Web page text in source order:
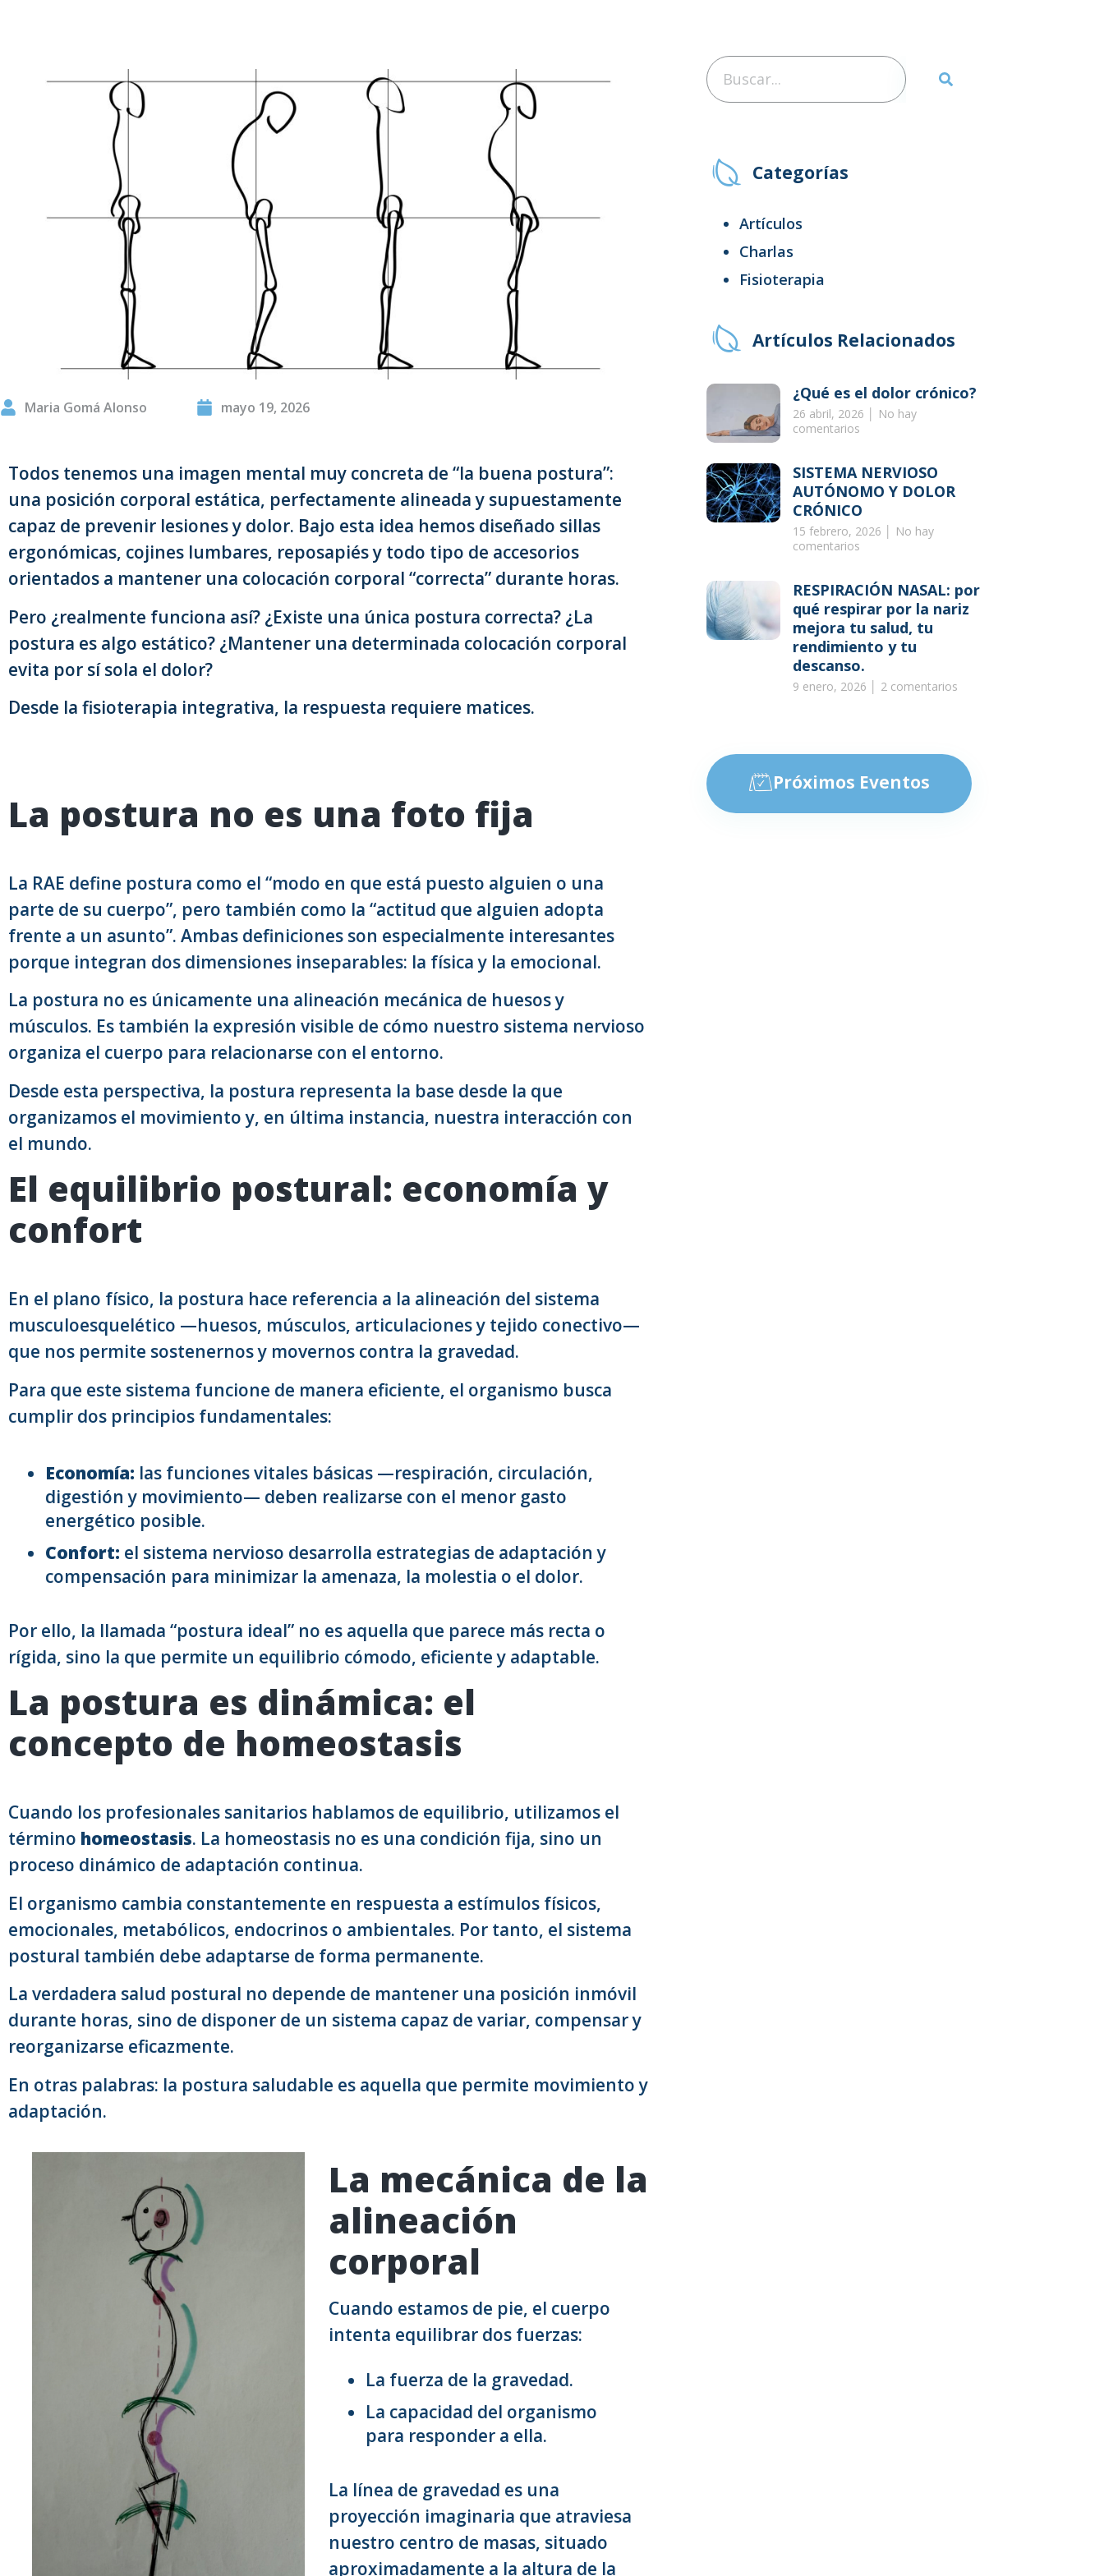
Maria Gomá Alonso mayo 19, 2026
Todos tenemos una imagen mental muy concreta de “la buena postura”:
una posición corporal estática, perfectamente alineada y supuestamente
capaz de prevenir lesiones y dolor. Bajo esta idea hemos diseñado sillas
ergonómicas, cojines lumbares, reposapiés y todo tipo de accesorios
orientados a mantener una colocación corporal “correcta” durante horas.
Pero ¿realmente funciona así? ¿Existe una única postura correcta? ¿La
postura es algo estático? ¿Mantener una determinada colocación corporal
evita por sí sola el dolor?
Desde la fisioterapia integrativa, la respuesta requiere matices.
La postura no es una foto fija
La RAE define postura como el “modo en que está puesto alguien o una
parte de su cuerpo”, pero también como la “actitud que alguien adopta
frente a un asunto”. Ambas definiciones son especialmente interesantes
porque integran dos dimensiones inseparables: la física y la emocional.
La postura no es únicamente una alineación mecánica de huesos y
músculos. Es también la expresión visible de cómo nuestro sistema nervioso
organiza el cuerpo para relacionarse con el entorno.
Desde esta perspectiva, la postura representa la base desde la que
organizamos el movimiento y, en última instancia, nuestra interacción con
el mundo.
El equilibrio postural: economía y
confort
En el plano físico, la postura hace referencia a la alineación del sistema
musculoesquelético —huesos, músculos, articulaciones y tejido conectivo—
que nos permite sostenernos y movernos contra la gravedad.
Para que este sistema funcione de manera eficiente, el organismo busca
cumplir dos principios fundamentales:
Economía: las funciones vitales básicas —respiración, circulación,
digestión y movimiento— deben realizarse con el menor gasto
energético posible.
Confort: el sistema nervioso desarrolla estrategias de adaptación y
compensación para minimizar la amenaza, la molestia o el dolor.
Por ello, la llamada “postura ideal” no es aquella que parece más recta o
rígida, sino la que permite un equilibrio cómodo, eficiente y adaptable.
La postura es dinámica: el
concepto de homeostasis
Cuando los profesionales sanitarios hablamos de equilibrio, utilizamos el
término homeostasis. La homeostasis no es una condición fija, sino un
proceso dinámico de adaptación continua.
El organismo cambia constantemente en respuesta a estímulos físicos,
emocionales, metabólicos, endocrinos o ambientales. Por tanto, el sistema
postural también debe adaptarse de forma permanente.
La verdadera salud postural no depende de mantener una posición inmóvil
durante horas, sino de disponer de un sistema capaz de variar, compensar y
reorganizarse eficazmente.
En otras palabras: la postura saludable es aquella que permite movimiento y
adaptación.
La mecánica de la
alineación
corporal
Cuando estamos de pie, el cuerpo
intenta equilibrar dos fuerzas:
La fuerza de la gravedad.
La capacidad del organismo
para responder a ella.
La línea de gravedad es una
proyección imaginaria que atraviesa
nuestro centro de masas, situado
aproximadamente a la altura de la
Categorías
Artículos
Charlas
Fisioterapia
Artículos Relacionados
¿Qué es el dolor crónico?
26 abril, 2026
No hay
comentarios
SISTEMA NERVIOSO
AUTÓNOMO Y DOLOR
CRÓNICO
15 febrero, 2026
No hay
comentarios
RESPIRACIÓN NASAL: por
qué respirar por la nariz
mejora tu salud, tu
rendimiento y tu
descanso.
9 enero, 2026 2 comentarios
Próximos Eventos